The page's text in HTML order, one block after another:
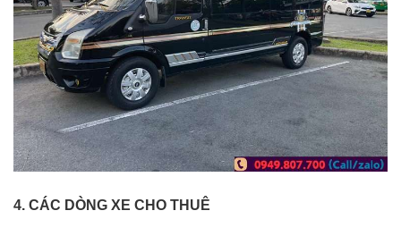
4. CÁC DÒNG XE CHO THUÊ